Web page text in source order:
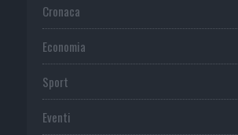
Cronaca
Economia
Sport
Eventi